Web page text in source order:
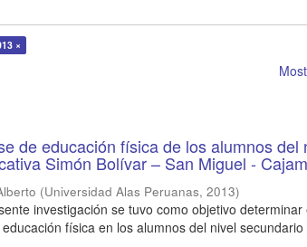
×
de educación física de los alumnos del
Simón Bolívar – San Miguel -
(Universidad Alas Peruanas,2013)
investigación se tuvo como objetivo determinar
física en los alumnos del nivel